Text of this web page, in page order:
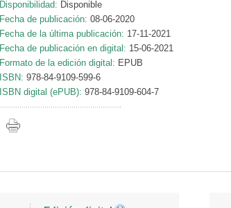
Disponibilidad: Disponible
Fecha de publicación: 08-06-2020
Fecha de la última publicación: 17-11-2021
Fecha de publicación en digital: 15-06-2021
Formato de la edición digital: EPUB
ISBN: 978-84-9109-599-6
ISBN digital (ePUB): 978-84-9109-604-7